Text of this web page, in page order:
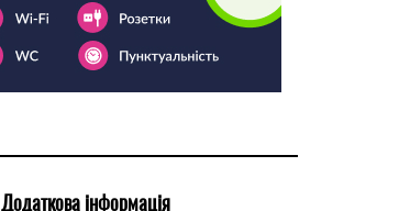
Додаткова інформація